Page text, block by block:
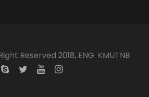
Reserved 2018, ENG. KMUTNB